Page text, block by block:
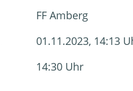
FF Amberg
01.11.2023, 14:13
14:30 Uhr